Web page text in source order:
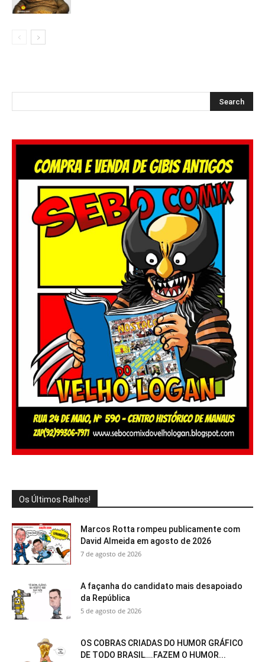
Os Últimos Ralhos!
Marcos Rotta rompeu publicamente com
David Almeida em agosto de 2026
7 de agosto de 2026
A façanha do candidato mais desapoiado
da República
5 de agosto de 2026
OS COBRAS CRIADAS DO HUMOR GRÁFICO
DE TODO BRASIL….FAZEM O HUMOR...